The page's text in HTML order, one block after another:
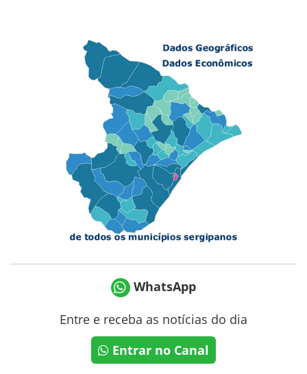
WhatsApp
Entre e receba as notícias do dia
Entrar no Canal